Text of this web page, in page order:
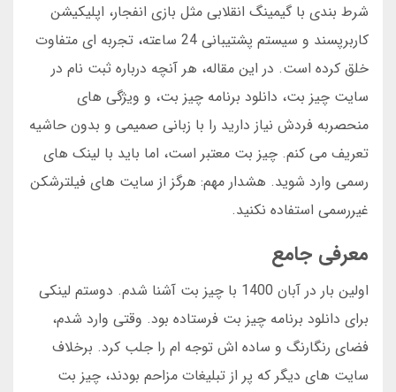
شرط بندی با گیمینگ انقلابی مثل بازی انفجار، اپلیکیشن
کاربرپسند و سیستم پشتیبانی 24 ساعته، تجربه ای متفاوت
خلق کرده است. در این مقاله، هر آنچه درباره ثبت نام در
سایت چیز بت، دانلود برنامه چیز بت، و ویژگی های
منحصربه فردش نیاز دارید را با زبانی صمیمی و بدون حاشیه
تعریف می کنم. چیز بت معتبر است، اما باید با لینک های
رسمی وارد شوید. هشدار مهم: هرگز از سایت های فیلترشکن
غیررسمی استفاده نکنید.
معرفی جامع
اولین بار در آبان 1400 با چیز بت آشنا شدم. دوستم لینکی
برای دانلود برنامه چیز بت فرستاده بود. وقتی وارد شدم،
فضای رنگارنگ و ساده اش توجه ام را جلب کرد. برخلاف
سایت های دیگر که پر از تبلیغات مزاحم بودند، چیز بت